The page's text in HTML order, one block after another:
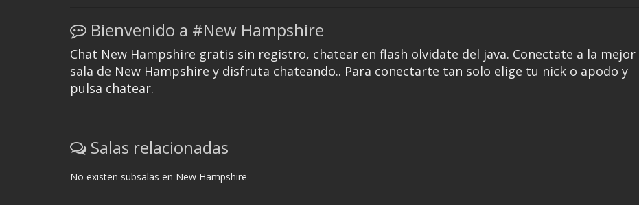
Bienvenido a #New Hampshire
Chat New Hampshire gratis sin registro, chatear en flash olvidate del java. Conectate a la mejor
sala de New Hampshire y disfruta chateando.. Para conectarte tan solo elige tu nick o apodo y
pulsa chatear.
Salas relacionadas
No existen subsalas en New Hampshire